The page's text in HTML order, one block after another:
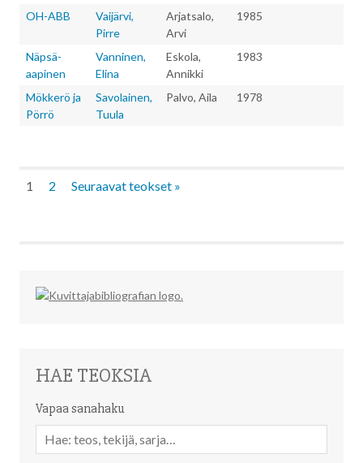
OH-ABB
Vaijärvi,
Pirre
Arjatsalo,
Arvi
1985
Näpsä-
aapinen
Vanninen,
Elina
Eskola,
Annikki
1983
Mökkerö ja
Pörrö
Savolainen,
Tuula
Palvo, Aila 1978
1 2 Seuraavat teokset »
HAE TEOKSIA
Vapaa sanahaku
sanahaku